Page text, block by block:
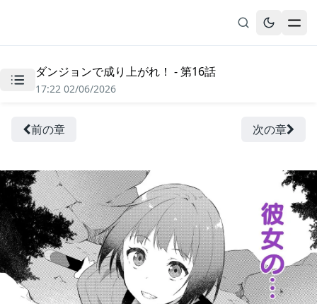
無料漫画
履歴
ダンジョンで成り上がれ！ - 第16話
17:22 02/06/2026
前の章 次の章